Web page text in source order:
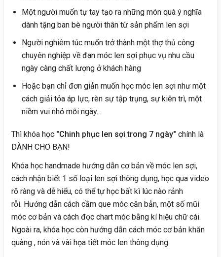
Một người muốn tự tay tạo ra những món quà ý nghĩa
dành tặng ban bè người thân từ sản phẩm len sợi
Người nghiêm túc muốn trở thành một thợ thủ công
chuyên nghiệp về đan móc len sợi phục vụ nhu cầu
ngày càng chất lượng ở khách hàng
Hoặc bạn chỉ đơn giản muốn học móc len sợi như một
cách giải tỏa áp lực, rèn sự tập trụng, sự kiên trì, một
niềm vui nhỏ mỗi ngày....
Thì khóa học "Chinh phục len sợi trong 7 ngày" chính là
DÀNH CHO BẠN!
Khóa học handmade hướng dẫn cơ bản về móc len sợi,
cách nhận biết 1 số loại len sợi thông dụng, học qua video
rõ ràng và dễ hiểu, có thể tự học bất kì lúc nào rảnh
rỗi. Hướng dẫn cách cầm que móc căn bản, một số mũi
móc cơ bản và cách đọc chart móc bằng kí hiệu chữ cái.
Ngoài ra, khóa học còn hướng dẫn cách móc cơ bản khăn
quàng , nón và vài họa tiết móc len thông dụng.